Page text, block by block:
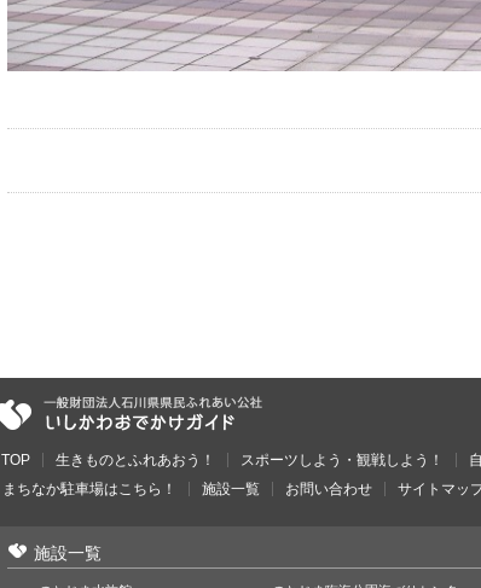
TOP 生きものとふれあおう！ スポーツしよう・観戦しよう！
まちなか駐車場はこちら！
施設一覧 お問い合わせ サイトマッ
施設一覧